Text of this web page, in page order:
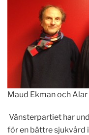
Maud Ekman och
Vänsterpartiet har
för en bättre sjukvård